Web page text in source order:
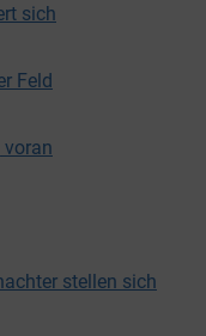
sich
Feld
stellen sich